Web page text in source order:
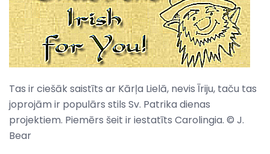
Tas ir ciešāk saistīts ar Kārļa Lielā, nevis Īriju, taču tas
joprojām ir populārs stils Sv. Patrika dienas
projektiem. Piemērs šeit ir iestatīts Carolingia. © J.
Bear